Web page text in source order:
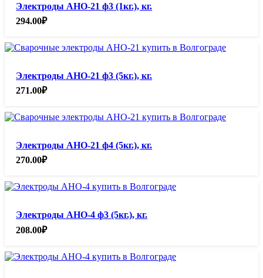
Электроды АНО-21 ф3 (1кг.), кг.
294.00₽
Электроды АНО-21 ф3 (5кг.), кг.
271.00₽
Электроды АНО-21 ф4 (5кг.), кг.
270.00₽
Электроды АНО-4 ф3 (5кг.), кг.
208.00₽